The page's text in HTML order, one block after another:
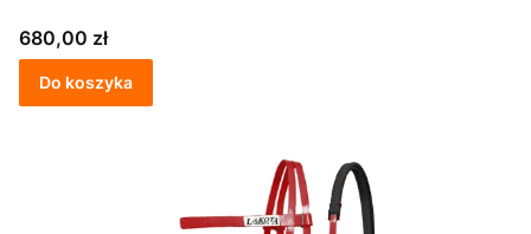
Cena
680,00 zł
Do koszyka